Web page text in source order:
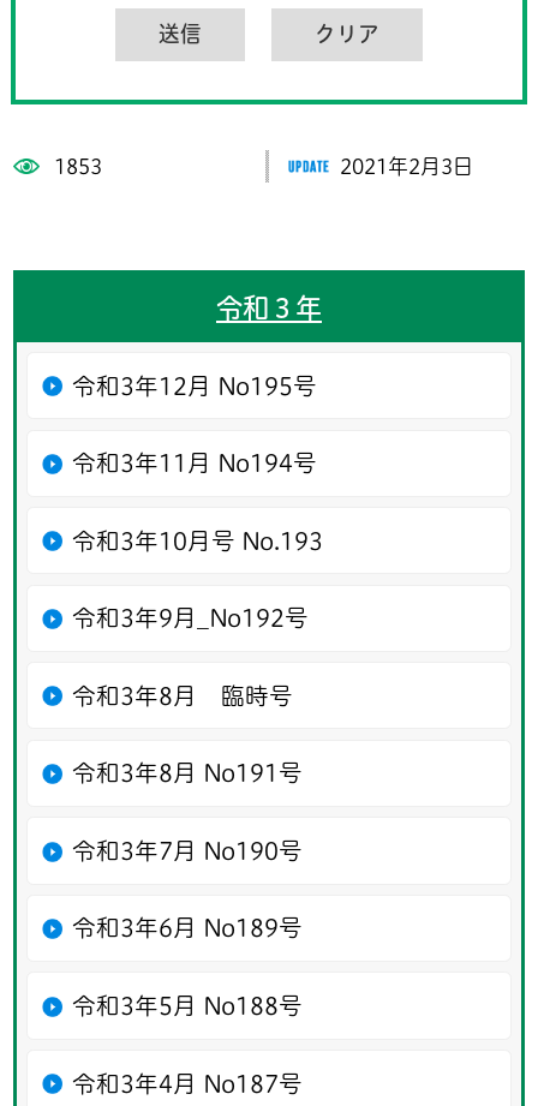
1853 2021年2月3日
令和３年
令和3年12月 No195号
令和3年11月 No194号
令和3年10月号 No.193
令和3年9月_No192号
令和3年8月 臨時号
令和3年8月 No191号
令和3年7月 No190号
令和3年6月 No189号
令和3年5月 No188号
令和3年4月 No187号